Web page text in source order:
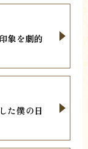
象を劇的
た僕の日